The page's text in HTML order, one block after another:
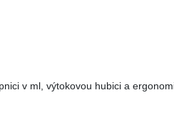
v ml, výtokovou hubici a